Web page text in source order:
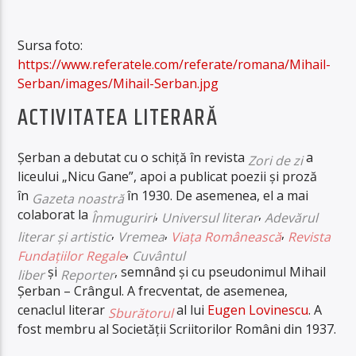
Sursa foto:
https://www.referatele.com/referate/romana/Mihail-
Serban/images/Mihail-Serban.jpg
ACTIVITATEA LITERARĂ
Șerban a debutat cu o schiță în revista Zori de zia
liceului „Nicu Gane”, apoi a publicat poezii și proză
în Gazeta noastrăîn 1930. De asemenea, el a mai
colaborat la Înmuguriri, Universul literar, Adevărul
literar și artistic, Vremea, Viața Românească, Revista
Fundațiilor Regale, Cuvântul
liberși Reporter, semnând și cu pseudonimul Mihail
Șerban – Crângul. A frecventat, de asemenea,
cenaclul literar Sburătorulal lui Eugen Lovinescu. A
fost membru al Societății Scriitorilor Români din 1937.